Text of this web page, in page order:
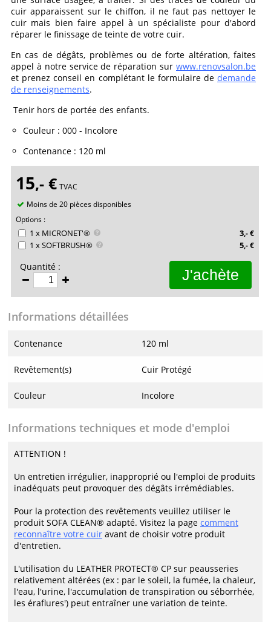
cuir apparaissent sur le chiffon, il ne faut pas nettoyer le
cuir mais bien faire appel à un spécialiste pour d'abord
réparer le finissage de teinte de votre cuir.
En cas de dégâts, problèmes ou de forte altération, faites
appel à notre service de réparation sur www.renovsalon.be
et prenez conseil en complétant le formulaire de demande
de renseignements.
Tenir hors de portée des enfants.
Couleur : 000 - Incolore
Contenance : 120 ml
15,- € TVAC
Moins de 20 pièces disponibles
Options :
1 x MICRONET'® 3,-€
1 x SOFTBRUSH® 5,-€
Quantité : J'achète
Informations détaillées
Contenance 120 ml
Revêtement(s) Cuir Protégé
Couleur Incolore
Informations techniques et mode d'emploi
ATTENTION !
Un entretien irrégulier, inapproprié ou l'emploi de produits
inadéquats peut provoquer des dégâts irrémédiables.
Pour la protection des revêtements veuillez utiliser le
produit SOFA CLEAN® adapté. Visitez la page comment
reconnaître votre cuir avant de choisir votre produit
d'entretien.
L'utilisation du LEATHER PROTECT® CP sur peausseries
relativement altérées (ex : par le soleil, la fumée, la chaleur,
l'eau, l'urine, l'accumulation de transpiration ou séborrhée,
les éraflures') peut entraîner une variation de teinte.